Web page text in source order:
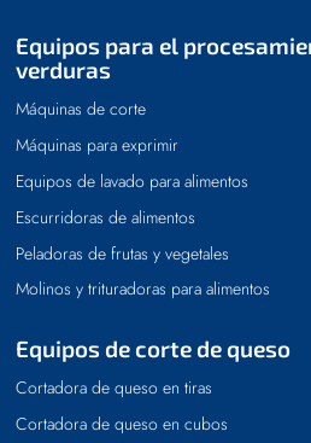
Equipos para el
verduras
Máquinas de corte
Máquinas para exprimir
Equipos de lavado para alimentos
Escurridoras de alimentos
Peladoras de frutas y vegetales
Molinos y trituradoras para alimentos
Equipos de corte de queso
Cortadora de queso en tiras
Cortadora de queso en cubos